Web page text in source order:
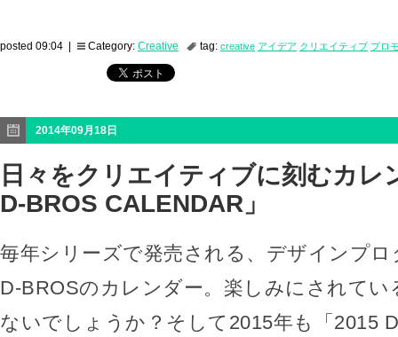
posted 09:04 | Category: Creative tag: creative アイデア クリエイティブ プロ
2014年09月18日
日々をクリエイティブに刻むカレ
D-BROS CALENDAR」
毎年シリーズで発売される、デザインプ
D-BROSのカレンダー。楽しみにされてい
ないでしょうか？そして2015年も「2015